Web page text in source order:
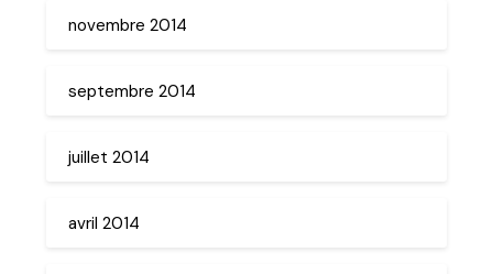
novembre 2014
septembre 2014
juillet 2014
avril 2014